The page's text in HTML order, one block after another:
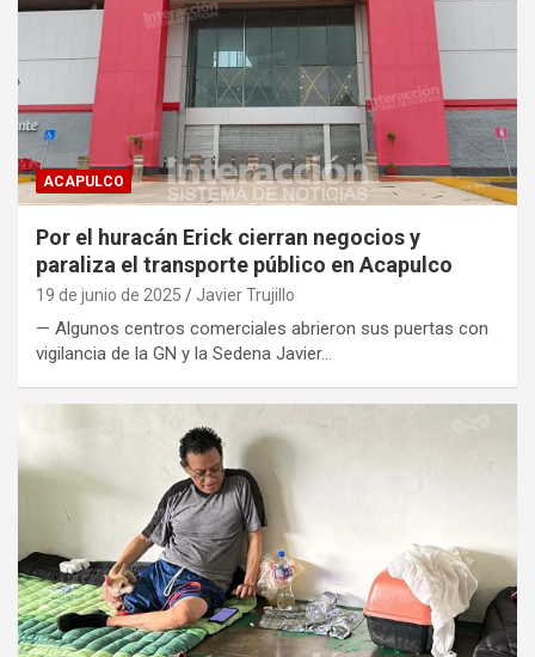
ACAPULCO
Por el huracán Erick cierran negocios y
paraliza el transporte público en Acapulco
19 de junio de 2025 Javier Trujillo
— Algunos centros comerciales abrieron sus puertas con
vigilancia de la GN y la Sedena Javier…